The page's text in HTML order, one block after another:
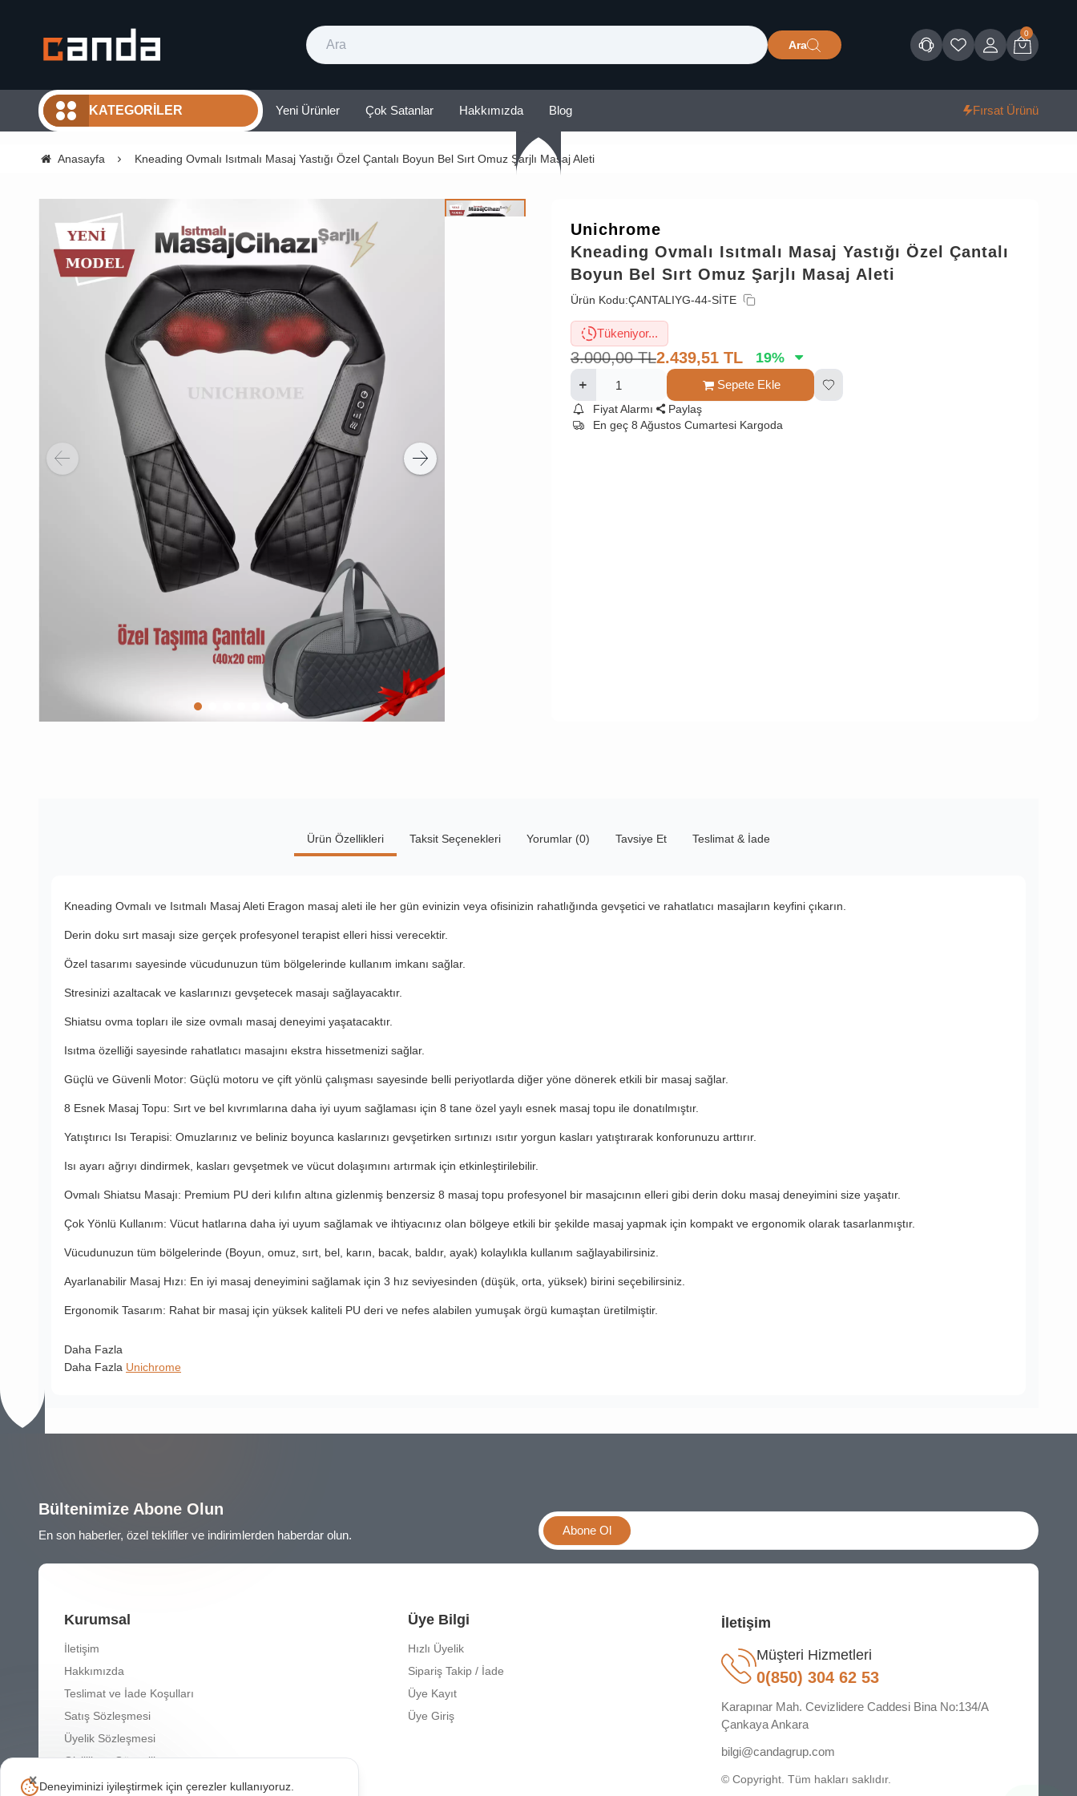
Ara
Müşteri Hizmetleri
Favorilerim
Giriş Sepet
0
KATEGORILER Yeni Ürünler Çok Satanlar Hakkımızda Blog Fırsat Ürünü
Deneyiminizi iyileştirmek için çerezler kullanıyoruz.
Anasayfa Kneading Ovmalı Isıtmalı Masaj Yastığı Özel Çantalı Boyun Bel Sırt Omuz Şarjlı Masaj Aleti
Unichrome
Kneading Ovmalı Isıtmalı Masaj Yastığı Özel Çantalı
Boyun Bel Sırt Omuz Şarjlı Masaj Aleti
Ürün Kodu:ÇANTALIYG-44-SİTE
Tükeniyor...
3.000,00 TL2.439,51 TL 19%
Sepete Ekle
Fiyat Alarmı
Paylaş
En geç 8 Ağustos Cumartesi Kargoda
Ürün Özellikleri Taksit Seçenekleri Yorumlar (0) Tavsiye Et Teslimat & İade
Kneading Ovmalı ve Isıtmalı Masaj Aleti Eragon masaj aleti ile her gün evinizin veya ofisinizin rahatlığında gevşetici ve rahatlatıcı masajların keyfini çıkarın.
Derin doku sırt masajı size gerçek profesyonel terapist elleri hissi verecektir.
Özel tasarımı sayesinde vücudunuzun tüm bölgelerinde kullanım imkanı sağlar.
Stresinizi azaltacak ve kaslarınızı gevşetecek masajı sağlayacaktır.
Shiatsu ovma topları ile size ovmalı masaj deneyimi yaşatacaktır.
Isıtma özelliği sayesinde rahatlatıcı masajını ekstra hissetmenizi sağlar.
Güçlü ve Güvenli Motor: Güçlü motoru ve çift yönlü çalışması sayesinde belli periyotlarda diğer yöne dönerek etkili bir masaj sağlar.
8 Esnek Masaj Topu: Sırt ve bel kıvrımlarına daha iyi uyum sağlaması için 8 tane özel yaylı esnek masaj topu ile donatılmıştır.
Yatıştırıcı Isı Terapisi: Omuzlarınız ve beliniz boyunca kaslarınızı gevşetirken sırtınızı ısıtır yorgun kasları yatıştırarak konforunuzu arttırır.
Isı ayarı ağrıyı dindirmek, kasları gevşetmek ve vücut dolaşımını artırmak için etkinleştirilebilir.
Ovmalı Shiatsu Masajı: Premium PU deri kılıfın altına gizlenmiş benzersiz 8 masaj topu profesyonel bir masajcının elleri gibi derin doku masaj deneyimini size yaşatır.
Çok Yönlü Kullanım: Vücut hatlarına daha iyi uyum sağlamak ve ihtiyacınız olan bölgeye etkili bir şekilde masaj yapmak için kompakt ve ergonomik olarak tasarlanmıştır.
Vücudunuzun tüm bölgelerinde (Boyun, omuz, sırt, bel, karın, bacak, baldır, ayak) kolaylıkla kullanım sağlayabilirsiniz.
Ayarlanabilir Masaj Hızı: En iyi masaj deneyimini sağlamak için 3 hız seviyesinden (düşük, orta, yüksek) birini seçebilirsiniz.
Ergonomik Tasarım: Rahat bir masaj için yüksek kaliteli PU deri ve nefes alabilen yumuşak örgü kumaştan üretilmiştir.
Daha Fazla
Daha Fazla Unichrome
Bültenimize Abone Olun
En son haberler, özel teklifler ve indirimlerden haberdar olun. Abone Ol
Kurumsal
İletişim
Hakkımızda
Teslimat ve İade Koşulları
Satış Sözleşmesi
Üyelik Sözleşmesi
Gizlilik ve Güvenlik
Üye Bilgi
Hızlı Üyelik
Sipariş Takip / İade
Üye Kayıt
Üye Giriş
İletişim
Müşteri Hizmetleri
0(850) 304 62 53
Karapınar Mah. Cevizlidere Caddesi Bina No:134/A
Çankaya Ankara
bilgi@candagrup.com
© Copyright. Tüm hakları saklıdır.